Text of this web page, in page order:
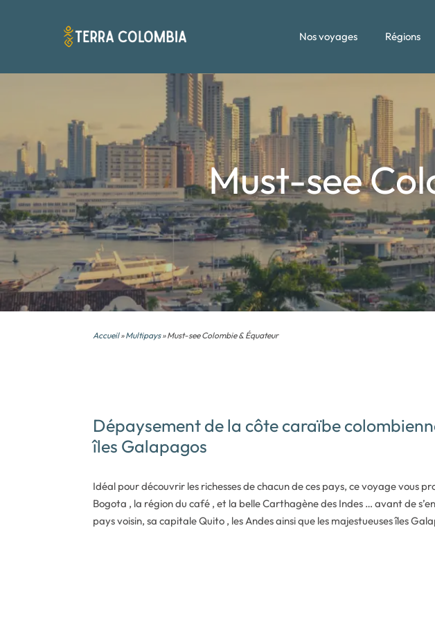
Nos voyages Régions
Must-see
Accueil»Multipays» Must-see Colombie & Équateur
Dépaysement de la côte caraïbe
îles Galapagos
Idéal pour découvrir les richesses de chacun de ces pays, ce voyage vous
Bogota , la région du café , et la belle Carthagène des Indes … avant de
pays voisin, sa capitale Quito , les Andes ainsi que les majestueuses îles